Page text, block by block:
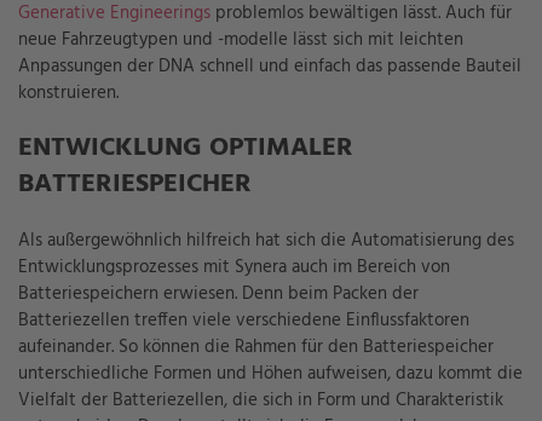
Generative Engineerings problemlos bewältigen lässt. Auch für
neue Fahrzeugtypen und -modelle lässt sich mit leichten
Anpassungen der DNA schnell und einfach das passende Bauteil
konstruieren.
ENTWICKLUNG OPTIMALER
BATTERIESPEICHER
Als außergewöhnlich hilfreich hat sich die Automatisierung des
Entwicklungsprozesses mit Synera auch im Bereich von
Batteriespeichern erwiesen. Denn beim Packen der
Batteriezellen treffen viele verschiedene Einflussfaktoren
aufeinander. So können die Rahmen für den Batteriespeicher
unterschiedliche Formen und Höhen aufweisen, dazu kommt die
Vielfalt der Batteriezellen, die sich in Form und Charakteristik